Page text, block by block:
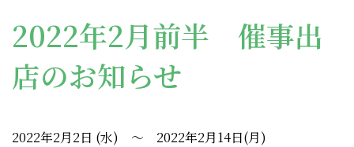
2022年2月前半 催事出
店のお知らせ
2022年2月2日 (水) ～ 2022年2月14日(月)